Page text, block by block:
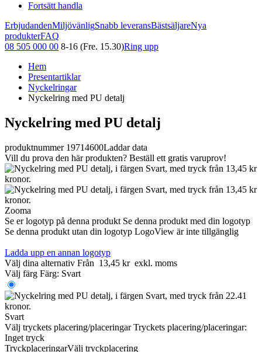
Fortsätt handla
ErbjudandenMiljövänligSnabb leveransBästsäljareNya
produkterFAQ
08 505 000 00 8-16 (Fre. 15.30)Ring upp
Hem
Presentartiklar
Nyckelringar
Nyckelring med PU detalj
Nyckelring med PU detalj
produktnummer 19714600Laddar data
Vill du prova den här produkten? Beställ ett gratis varuprov!
Zooma
Se er logotyp på denna produkt Se denna produkt med din logotyp
Se denna produkt utan din logotyp LogoView är inte tillgänglig
Ladda upp en annan logotyp
Välj dina alternativ Från 13,45 kr exkl. moms
Välj färg Färg: Svart
Svart
Välj tryckets placering/placeringar Tryckets placering/placeringar:
Inget tryck
TryckplaceringarVälj tryckplacering